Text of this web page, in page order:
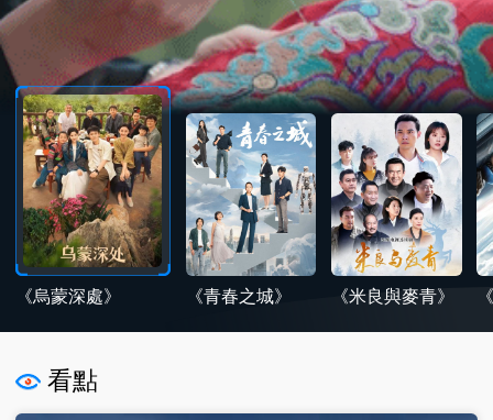
《烏蒙深處》 《青春之城》 《米良與麥青》
看點